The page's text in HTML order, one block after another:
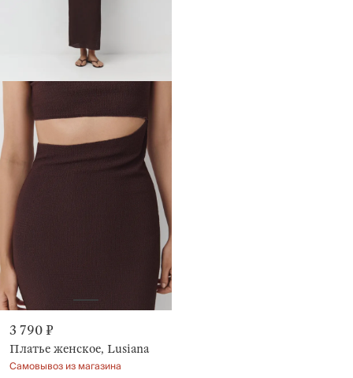
3 790 ₽
Платье женское, Lusiana
Самовывоз из магазина